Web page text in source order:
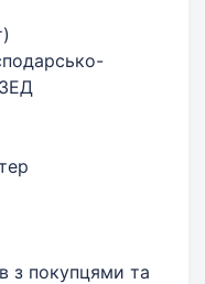
з покупцями та